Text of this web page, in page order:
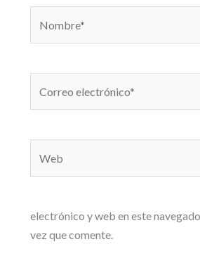
electrónico y web en este
vez que comente.